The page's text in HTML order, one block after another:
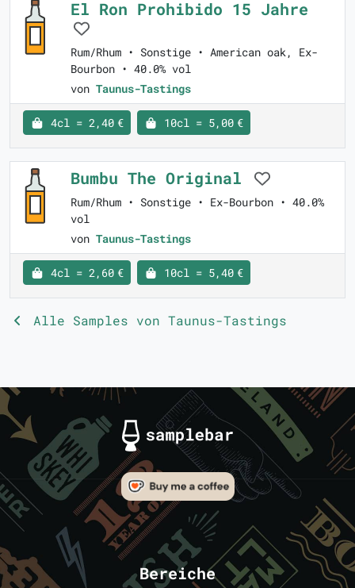
El Ron Prohibido 15 Jahre
Rum/Rhum • Sonstige • American oak, Ex-
Bourbon • 40.0% vol
von Taunus-Tastings
4cl = 2,40 € 10cl = 5,00 €
Bumbu The Original
Rum/Rhum • Sonstige • Ex-Bourbon • 40.0%
vol
von Taunus-Tastings
4cl = 2,60 € 10cl = 5,40 €
Alle Samples von Taunus-Tastings
Bereiche